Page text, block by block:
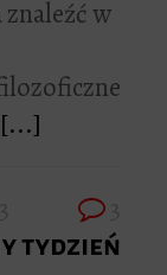
w
[...]
tydzień